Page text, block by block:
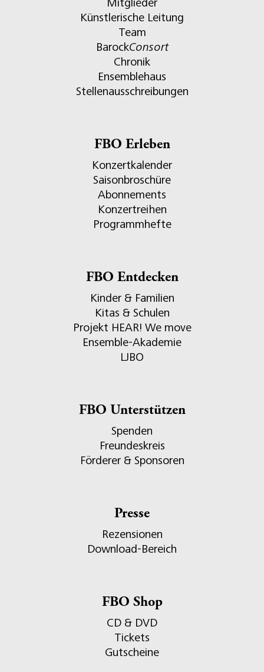
Mitglieder
Künstlerische Leitung
Team
BarockConsort
Chronik
Ensemblehaus
Stellenausschreibungen
FBO Erleben
Konzertkalender
Saisonbroschüre
Abonnements
Konzertreihen
Programmhefte
FBO Entdecken
Kinder & Familien
Kitas & Schulen
Projekt HEAR! We move
Ensemble-Akademie
LJBO
FBO Unterstützen
Spenden
Freundeskreis
Förderer & Sponsoren
Presse
Rezensionen
Download-Bereich
FBO Shop
CD & DVD
Tickets
Gutscheine